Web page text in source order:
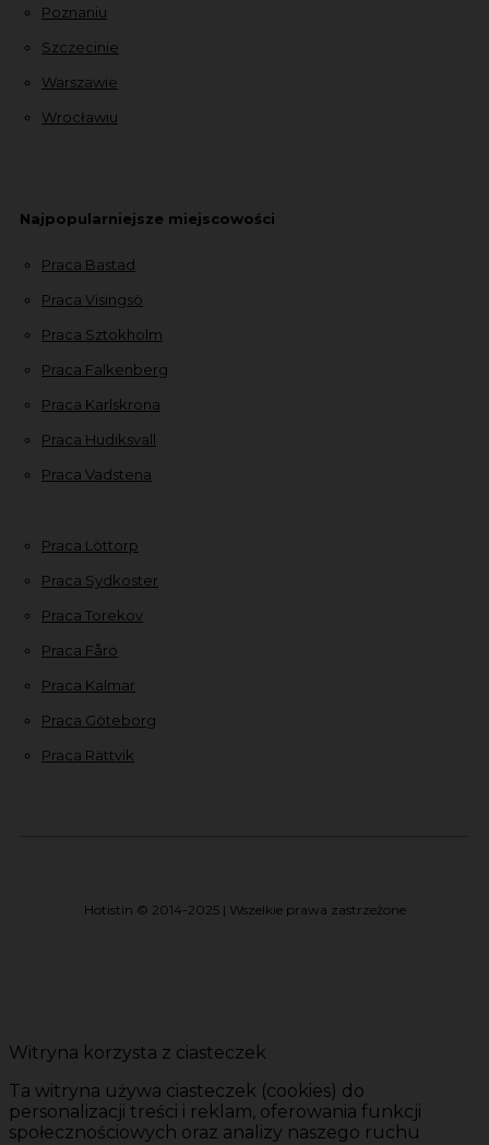
Poznaniu
Szczecinie
Warszawie
Wrocławiu
Najpopularniejsze miejscowości
Praca Bastad
Praca Visingsö
Praca Sztokholm
Praca Falkenberg
Praca Karlskrona
Praca Hudiksvall
Praca Vadstena
Praca Löttorp
Praca Sydkoster
Praca Torekov
Praca Fårö
Praca Kalmar
Praca Göteborg
Praca Rättvik
Hotistin © 2014-2025 | Wszelkie prawa zastrzeżone
Witryna korzysta z ciasteczek
Ta witryna używa ciasteczek (cookies) do
personalizacji treści i reklam, oferowania funkcji
społecznościowych oraz analizy naszego ruchu